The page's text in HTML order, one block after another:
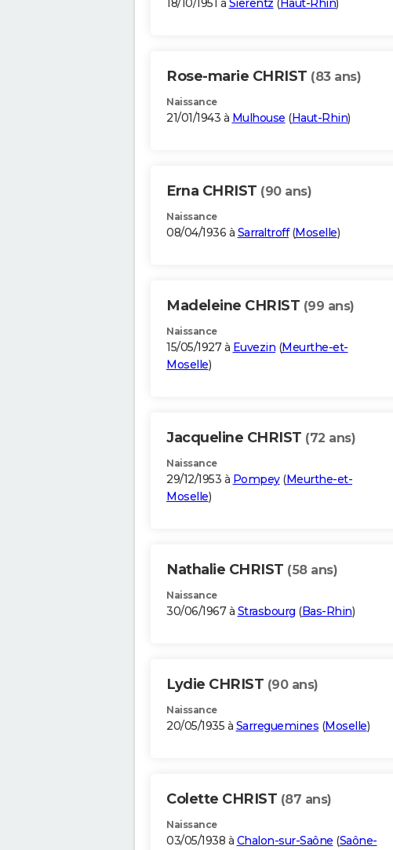
18/10/1951 à Sierentz (Haut-Rhin)
Rose-marie CHRIST (83 ans)
Naissance
21/01/1943 à Mulhouse (Haut-Rhin)
Erna CHRIST (90 ans)
Naissance
08/04/1936 à Sarraltroff(Moselle)
Madeleine CHRIST (99 ans)
Naissance
15/05/1927 à Euvezin (Meurthe-et-
Moselle)
Jacqueline CHRIST (72 ans)
Naissance
29/12/1953 à Pompey(Meurthe-et-
Moselle)
Nathalie CHRIST (58 ans)
Naissance
30/06/1967 à Strasbourg (Bas-Rhin)
Lydie CHRIST (90 ans)
Naissance
20/05/1935 à Sarreguemines (Moselle)
Colette CHRIST (87 ans)
Naissance
03/05/1938 à Chalon-sur-Saône (Saône-